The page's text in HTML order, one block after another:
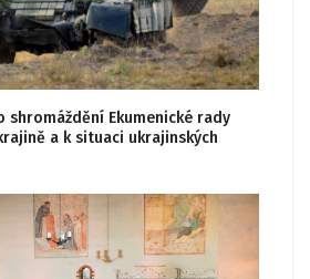
shromáždění Ekumenické rady
a k situaci ukrajinských